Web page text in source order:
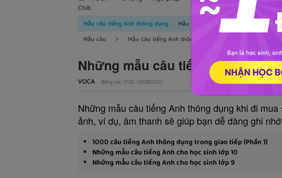
Club
Mẫu câu tiếng Anh thông dụng Mẫu câu tiếng Anh cho người đi làm
Mẫu câu
Mẫu câu tiếng Anh thông dụng
Những mẫu câu tiếng Anh khi đi
VOCA đăng lúc 17:02 19/08/2022
Những mẫu câu tiếng Anh thông dụng khi đi
ảnh, ví dụ, âm thanh sẽ giúp bạn dễ dàng ghi
1000 câu tiếng Anh thông dụng trong giao tiếp (Phần 1)
Những mẫu câu tiếng Anh cho học sinh lớp 10
Những mẫu câu tiếng Anh cho học sinh lớp 9